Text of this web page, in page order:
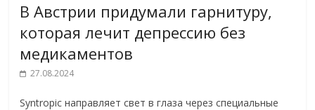
В Австрии придумали гарнитуру,
которая лечит депрессию без
медикаментов
27.08.2024
Syntropic направляет свет в глаза через специальные